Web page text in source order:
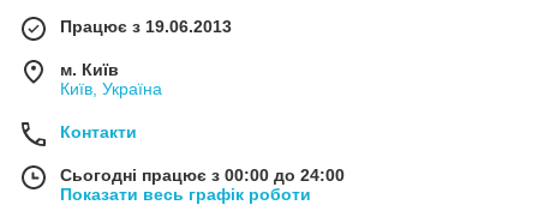
Працює з 19.06.2013
м. Київ
Київ, Україна
Контакти
Сьогодні працює з 00:00 до 24:00
Показати весь графік роботи